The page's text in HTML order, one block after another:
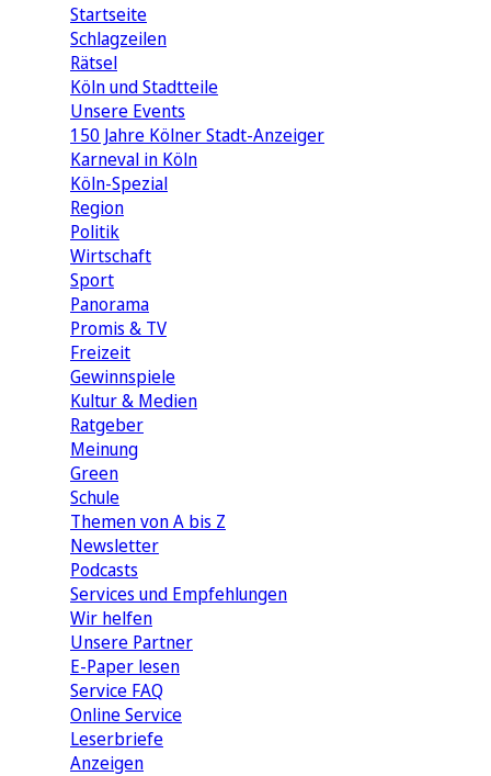
Startseite
Schlagzeilen
Rätsel
Köln und Stadtteile
Unsere Events
150 Jahre Kölner Stadt-Anzeiger
Karneval in Köln
Köln-Spezial
Region
Politik
Wirtschaft
Sport
Panorama
Promis & TV
Freizeit
Gewinnspiele
Kultur & Medien
Ratgeber
Meinung
Green
Schule
Themen von A bis Z
Newsletter
Podcasts
Services und Empfehlungen
Wir helfen
Unsere Partner
E-Paper lesen
Service FAQ
Online Service
Leserbriefe
Anzeigen